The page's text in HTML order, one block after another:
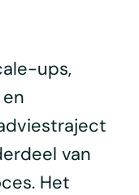
ups,
van
Het